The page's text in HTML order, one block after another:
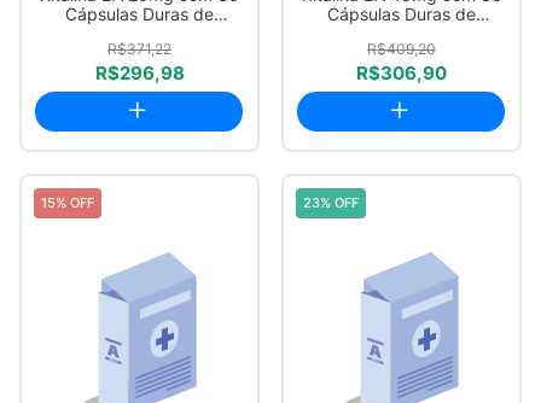
Cápsulas Duras de
R$371,22
R$296,98
Cápsulas Duras de
R$409,20
R$306,90
15% OFF 23% OFF